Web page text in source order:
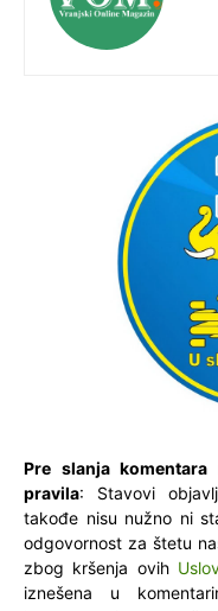
Pre slanja
pravila: Stavovi
takođe nisu nužno ni
odgovornost za štetu
zbog kršenja ovih
iznešena u